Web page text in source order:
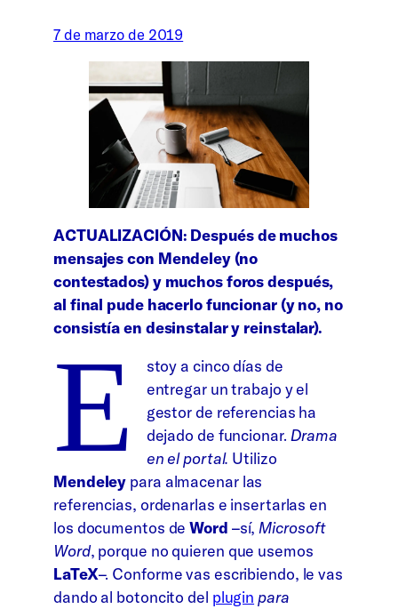
7 de marzo de 2019
ACTUALIZACIÓN: Después de muchos
mensajes con Mendeley (no
contestados) y muchos foros después,
al final pude hacerlo funcionar (y no, no
consistía en desinstalar y reinstalar).
E
stoy a cinco días de
entregar un trabajo y el
gestor de referencias ha
dejado de funcionar. Drama
en el portal. Utilizo
Mendeley para almacenar las
referencias, ordenarlas e insertarlas en
los documentos deWord –sí,Microsoft
Word, porque no quieren que usemos
LaTeX–. Conforme vas escribiendo, le vas
dando al botoncito del plugin para